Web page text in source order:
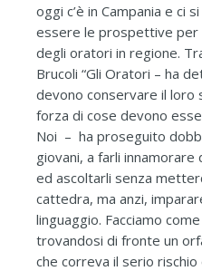
oggi c’è in Campania e ci
essere le prospettive per
degli oratori in regione.
Brucoli “Gli Oratori – ha
devono conservare il loro
forza di cose devono
Noi – ha proseguito
giovani, a farli innamorare
ed ascoltarli senza
cattedra, ma anzi,
linguaggio. Facciamo
trovandosi di fronte un
che correva il serio